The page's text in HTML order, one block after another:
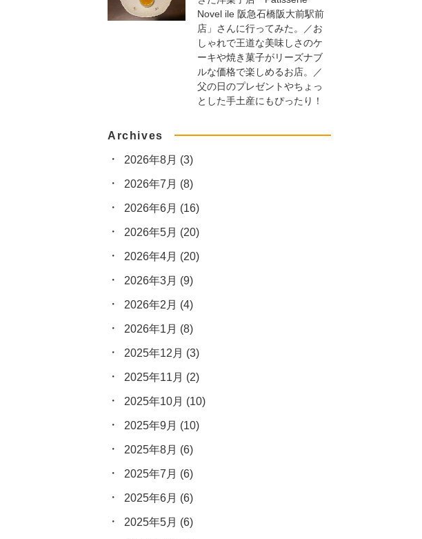
Novel ile 阪急石橋阪大前駅前
店」さんに行ってみた。／お
しゃれで王道な美味しさのケ
ーキや焼き菓子がリーズナブ
ルな価格で楽しめるお店。／
父の日のプレゼントやちょっ
とした手土産にもぴったり！
Archives
2026年8月 (3)
2026年7月 (8)
2026年6月 (16)
2026年5月 (20)
2026年4月 (20)
2026年3月 (9)
2026年2月 (4)
2026年1月 (8)
2025年12月 (3)
2025年11月 (2)
2025年10月 (10)
2025年9月 (10)
2025年8月 (6)
2025年7月 (6)
2025年6月 (6)
2025年5月 (6)